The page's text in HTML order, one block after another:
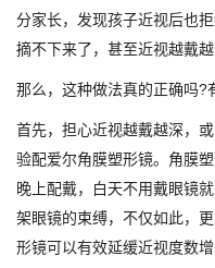
分家长，发现孩子近视后也
摘不下来了，甚至近视越戴越
那么，这种做法真的正确吗?
首先，担心近视越戴越深，
验配爱尔角膜塑形镜。角膜
晚上配戴，白天不用戴眼镜
架眼镜的束缚，不仅如此，
形镜可以有效延缓近视度数